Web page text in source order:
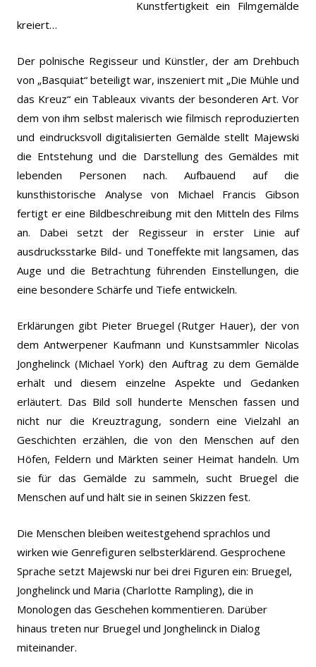
Kunstfertigkeit ein Filmgemälde
kreiert…
Der polnische Regisseur und Künstler, der am Drehbuch
von „Basquiat“ beteiligt war, inszeniert mit „Die Mühle und
das Kreuz“ ein Tableaux vivants der besonderen Art. Vor
dem von ihm selbst malerisch wie filmisch reproduzierten
und eindrucksvoll digitalisierten Gemälde stellt Majewski
die Entstehung und die Darstellung des Gemäldes mit
lebenden Personen nach. Aufbauend auf die
kunsthistorische Analyse von Michael Francis Gibson
fertigt er eine Bildbeschreibung mit den Mitteln des Films
an. Dabei setzt der Regisseur in erster Linie auf
ausdrucksstarke Bild- und Toneffekte mit langsamen, das
Auge und die Betrachtung führenden Einstellungen, die
eine besondere Schärfe und Tiefe entwickeln.
Erklärungen gibt Pieter Bruegel (Rutger Hauer), der von
dem Antwerpener Kaufmann und Kunstsammler Nicolas
Jonghelinck (Michael York) den Auftrag zu dem Gemälde
erhält und diesem einzelne Aspekte und Gedanken
erläutert. Das Bild soll hunderte Menschen fassen und
nicht nur die Kreuztragung, sondern eine Vielzahl an
Geschichten erzählen, die von den Menschen auf den
Höfen, Feldern und Märkten seiner Heimat handeln. Um
sie für das Gemälde zu sammeln, sucht Bruegel die
Menschen auf und hält sie in seinen Skizzen fest.
Die Menschen bleiben weitestgehend sprachlos und
wirken wie Genrefiguren selbsterklärend. Gesprochene
Sprache setzt Majewski nur bei drei Figuren ein: Bruegel,
Jonghelinck und Maria (Charlotte Rampling), die in
Monologen das Geschehen kommentieren. Darüber
hinaus treten nur Bruegel und Jonghelinck in Dialog
miteinander.